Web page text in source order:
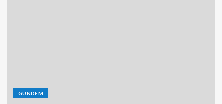
GÜNDEM